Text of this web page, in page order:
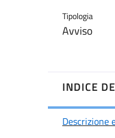
Tipologia
Avviso
INDICE
Descrizione